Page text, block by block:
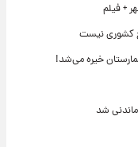
+ فیلم
کشوری نیست
خیره می‌شد!
شد